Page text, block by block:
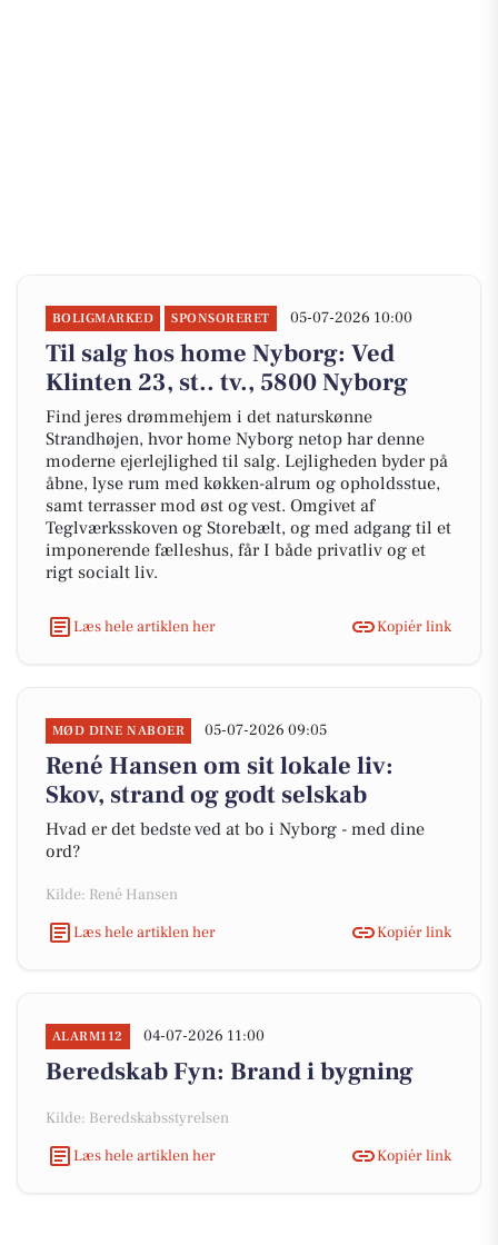
BOLIGMARKED SPONSORERET 05-07-2026 10:00
Til salg hos home Nyborg: Ved
Klinten 23, st.. tv., 5800 Nyborg
Find jeres drømmehjem i det naturskønne
Strandhøjen, hvor home Nyborg netop har denne
moderne ejerlejlighed til salg. Lejligheden byder på
åbne, lyse rum med køkken-alrum og opholdsstue,
samt terrasser mod øst og vest. Omgivet af
Teglværksskoven og Storebælt, og med adgang til et
imponerende fælleshus, får I både privatliv og et
rigt socialt liv.
Læs hele artiklen her Kopiér link
MØD DINE NABOER 05-07-2026 09:05
René Hansen om sit lokale liv:
Skov, strand og godt selskab
Hvad er det bedste ved at bo i Nyborg - med dine
ord?
Kilde: René Hansen
Læs hele artiklen her
Kopiér link
ALARM112 04-07-2026 11:00
Beredskab Fyn: Brand i bygning
Kilde: Beredskabsstyrelsen
Læs hele artiklen her
Kopiér link